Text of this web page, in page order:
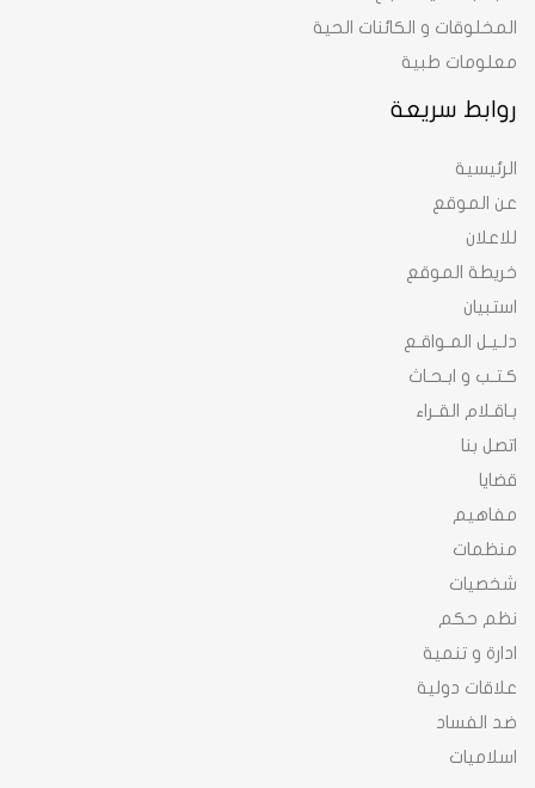
روابط سريعة
الرئيسية
عن الموقع
للاعلان
خريطة الموقع
استبيان
دلـيـل المـواقـع
كـتـب و ابـحـاث
بـاقـلام القـراء
اتصل بنا
قضايا
مفاهيم
منظمات
شخصيات
نظم حكم
ادارة و تنمية
علاقات دولية
ضد الفساد
اسلاميات
المخلوقات و الكائنات الحية
معلومات طبية